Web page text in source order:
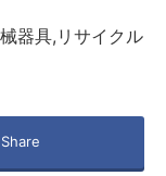
器具,リサイクル
Share